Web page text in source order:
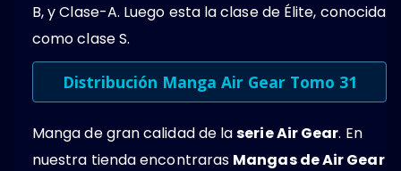
B, y Clase-A. Luego esta la clase de Élite, conocida
como clase S.
Distribución Manga Air Gear Tomo 31
Manga de gran calidad de laserie Air Gear. En
nuestra tienda encontraras Mangas de Air Gear